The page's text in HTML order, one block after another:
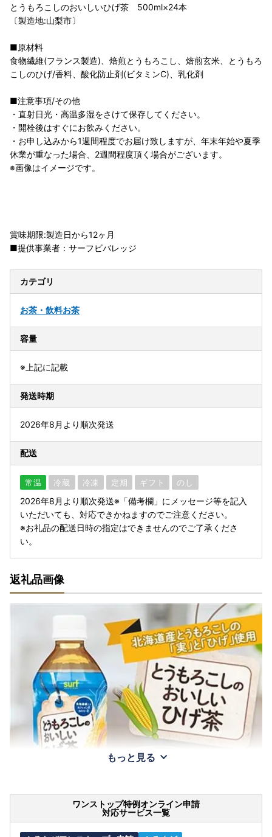
とうもろこしのおいしいひげ茶 500ml×24本
〔製造地:山梨市〕
■原材料
食物繊維(フランス製造)、焙煎とうもろこし、焙煎玄米、とうもろ
こしのひげ/香料、酸化防止剤(ビタミンC)、乳化剤
■注意事項/その他
・直射日光・高温多湿をさけて保存してください。
・開栓後はすぐにお飲みください。
・お申し込みから1週間程度でお届け致しますが、年末年始や夏季
休業が重なった場合、2週間程度頂く場合がございます。
※画像はイメージです。
賞味期限:製造日から12ヶ月
■提供事業者：サーフビバレッジ
カテゴリ
お茶・飲料お茶
容量
※上記に記載
発送時期
2026年8月より順次発送
配送
常温 冷蔵 冷凍 定期 ギフト のし
2026年8月より順次発送※「備考欄」にメッセージ等を記入
いただいても、対応できかねますのでご注意ください。
※お礼品の配送日時の指定はできませんのでご了承くださ
い。
返礼品画像
もっと見る
ワンストップ特例オンライン申請
対応サービス一覧